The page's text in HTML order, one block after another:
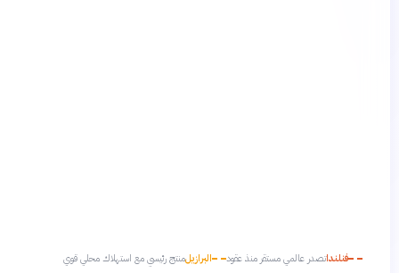
فنلنداتصدر عالمي مستقر منذ عقود البرازيلمنتج رئيسي مع استهلاك محلي قوي